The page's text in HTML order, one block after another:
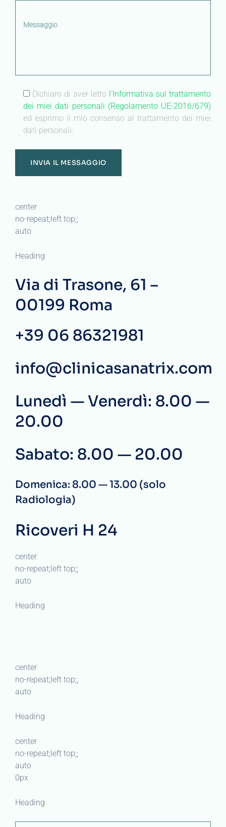
Dichiaro di aver letto l'Informativa sul trattamento
dei miei dati personali (Regolamento UE-2016/679)
ed esprimo il mio consenso al trattamento dei miei
dati personali.
center
no-repeat;left top;;
auto
Heading
Via di Trasone, 61 –
00199 Roma
+39 06 86321981
info@clinicasanatrix.com
Lunedì — Venerdì: 8.00 —
20.00
Sabato: 8.00 — 20.00
Domenica: 8.00 — 13.00 (solo
Radiologia)
Ricoveri H 24
center
no-repeat;left top;;
auto
Heading
center
no-repeat;left top;;
auto
Heading
center
no-repeat;left top;;
auto
0px
Heading